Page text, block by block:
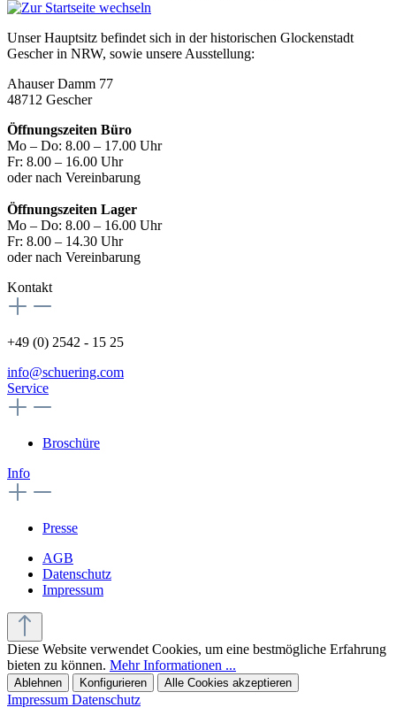
Unser Hauptsitz befindet sich in der historischen Glockenstadt
Gescher in NRW, sowie unsere Ausstellung:
Ahauser Damm 77
48712 Gescher
Öffnungszeiten Büro
Mo – Do: 8.00 – 17.00 Uhr
Fr: 8.00 – 16.00 Uhr
oder nach Vereinbarung
Öffnungszeiten Lager
Mo – Do: 8.00 – 16.00 Uhr
Fr: 8.00 – 14.30 Uhr
oder nach Vereinbarung
Kontakt
+49 (0) 2542 - 15 25
info@schuering.com
Service
Broschüre
Info
Presse
AGB
Datenschutz
Impressum
Diese Website verwendet Cookies, um eine bestmögliche Erfahrung
bieten zu können. Mehr Informationen ...
Ablehnen Konfigurieren Alle Cookies akzeptieren
Impressum Datenschutz